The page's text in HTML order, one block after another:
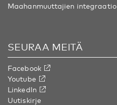
Maahanmuuttajien integraatio
SEURAA MEITÄ
Facebook
Youtube
LinkedIn
Uutiskirje